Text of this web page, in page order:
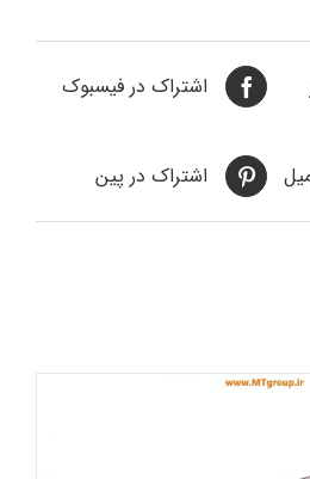
اشتراک در فیسبوک
اشتراک در پین